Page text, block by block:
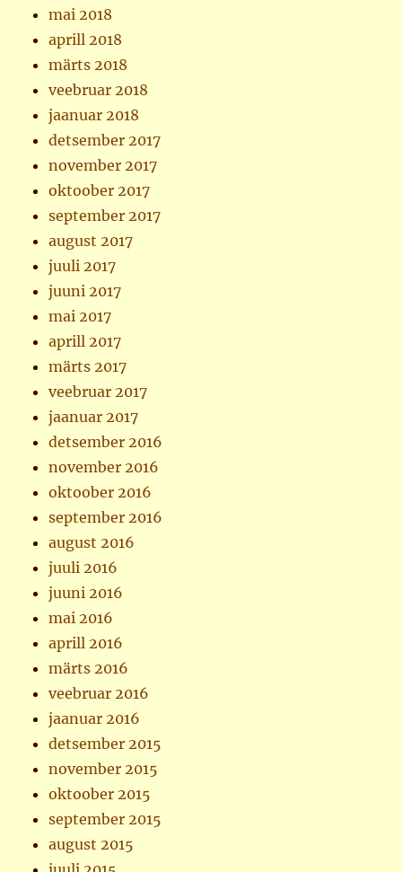
mai 2018
aprill 2018
märts 2018
veebruar 2018
jaanuar 2018
detsember 2017
november 2017
oktoober 2017
september 2017
august 2017
juuli 2017
juuni 2017
mai 2017
aprill 2017
märts 2017
veebruar 2017
jaanuar 2017
detsember 2016
november 2016
oktoober 2016
september 2016
august 2016
juuli 2016
juuni 2016
mai 2016
aprill 2016
märts 2016
veebruar 2016
jaanuar 2016
detsember 2015
november 2015
oktoober 2015
september 2015
august 2015